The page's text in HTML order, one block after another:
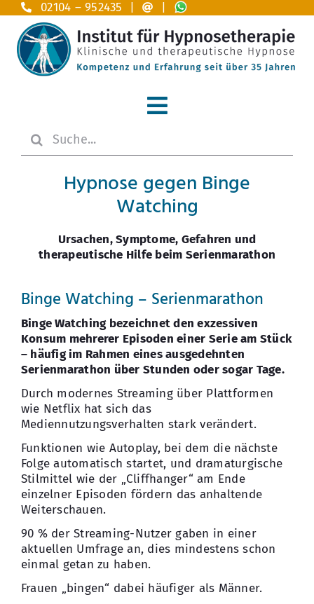
Zum
Inhalt
springen
02104 – 952435 |
Toggle
Home
Hypnosetherapie
Das Institut
Ausbildung
Kontakt
Suche
nach:
Hypnose gegen Binge
Watching
Ursachen, Symptome, Gefahren und
therapeutische Hilfe beim Serienmarathon
Binge Watching – Serienmarathon
Binge Watching bezeichnet den exzessiven
Konsum mehrerer Episoden einer Serie am Stück
– häufig im Rahmen eines ausgedehnten
Serienmarathon über Stunden oder sogar Tage.
Durch modernes Streaming über Plattformen
wie Netflix hat sich das
Mediennutzungsverhalten stark verändert.
Funktionen wie Autoplay, bei dem die nächste
Folge automatisch startet, und dramaturgische
Stilmittel wie der „Cliffhanger“ am Ende
einzelner Episoden fördern das anhaltende
Weiterschauen.
90 % der Streaming-Nutzer gaben in einer
aktuellen Umfrage an, dies mindestens schon
einmal getan zu haben.
Frauen „bingen“ dabei häufiger als Männer.